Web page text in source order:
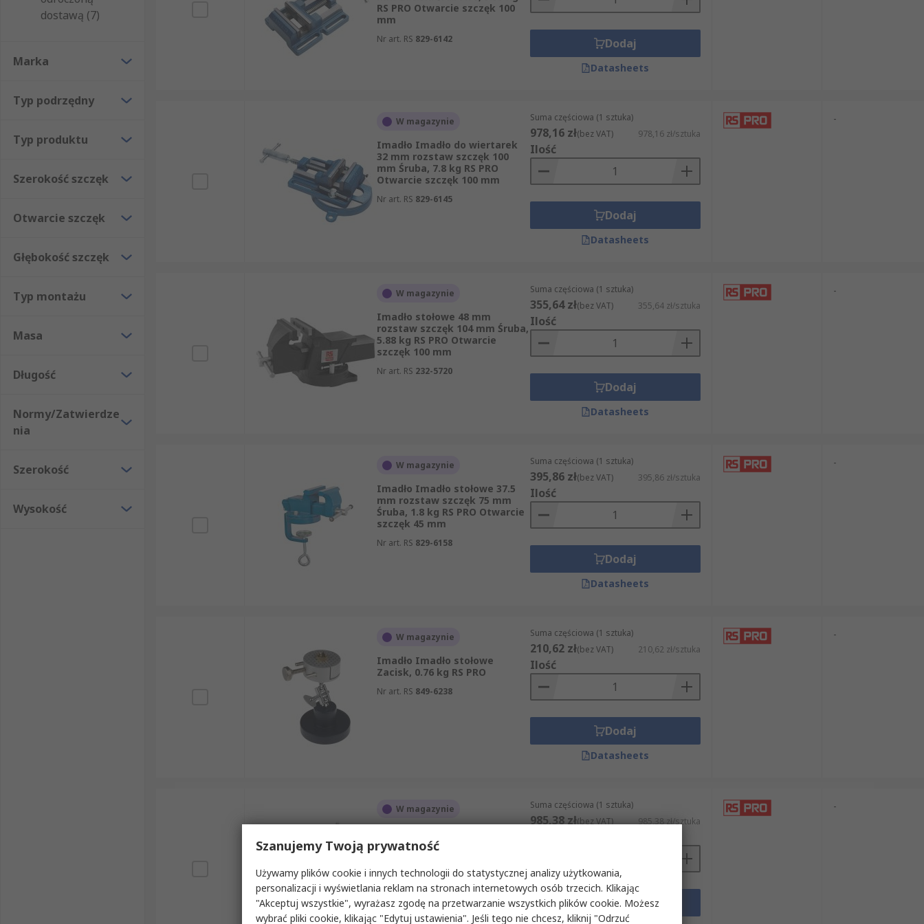
dostawą (7)
Marka
Typ podrzędny
Typ produktu
Szerokość szczęk
Otwarcie szczęk
Głębokość szczęk
Typ montażu
Masa
Długość
Normy/Zatwierdze
nia
Szerokość
Wysokość
RS PRO Otwarcie szczęk 100
mm
Nr art. RS 829-6142 Dodaj
Datasheets
W magazynie
Imadło Imadło do wiertarek
32 mm rozstaw szczęk 100
mm Śruba, 7.8 kg RS PRO
Otwarcie szczęk 100 mm
Nr art. RS 829-6145
Suma częściowa (1 sztuka)
978,16 zł(bez VAT) 978,16 zł/sztuka
Ilość
Dodaj
Datasheets
-
W magazynie
Imadło stołowe 48 mm
rozstaw szczęk 104 mm Śruba,
5.88 kg RS PRO Otwarcie
szczęk 100 mm
Nr art. RS 232-5720
Suma częściowa (1 sztuka)
355,64 zł(bez VAT) 355,64 zł/sztuka
Ilość
Dodaj
Datasheets
-
W magazynie
Imadło Imadło stołowe 37.5
mm rozstaw szczęk 75 mm
Śruba, 1.8 kg RS PRO Otwarcie
szczęk 45 mm
Nr art. RS 829-6158
Suma częściowa (1 sztuka)
395,86 zł(bez VAT) 395,86 zł/sztuka
Ilość
Dodaj
Datasheets
-
W magazynie
Imadło Imadło stołowe
Zacisk, 0.76 kg RS PRO
Nr art. RS 849-6238
Suma częściowa (1 sztuka)
210,62 zł(bez VAT) 210,62 zł/sztuka
Ilość
Dodaj
Datasheets
-
W magazynie
32 mm rozstaw szczęk 15 mm
Zaciski śrubowe, 11.7 kg RS
PRO Otwarcie szczęk 220 mm
Nr art. RS 771-9300
Suma częściowa (1 sztuka)
985,38 zł(bez VAT) 985,38 zł/sztuka
Dodaj
-
Szanujemy Twoją prywatność
Używamy plików cookie i innych technologii do statystycznej analizy użytkowania,
personalizacji i wyświetlania reklam na stronach internetowych osób trzecich. Klikając
"Akceptuj wszystkie", wyrażasz zgodę na przetwarzanie wszystkich plików cookie. Możesz
wybrać pliki cookie, klikając "Edytuj ustawienia". Jeśli tego nie chcesz, kliknij "Odrzuć